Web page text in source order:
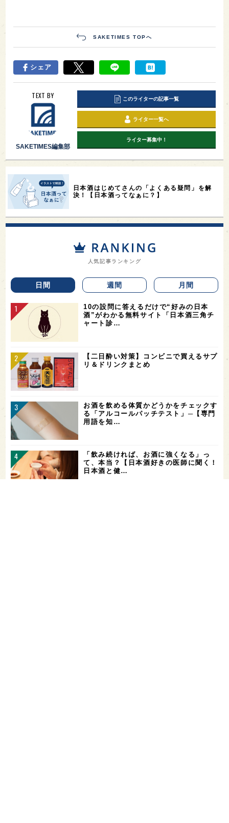
SAKETIMES TOPへ
シェア
TEXT BY
SAKETIMES編集部
このライターの記事一覧
ライター一覧へ
ライター募集中！
日本酒はじめてさんの「よくある疑問」を解
決！【日本酒ってなぁに？】
人気記事ランキング
日間 週間 月間
10の設問に答えるだけで“好みの日本
酒”がわかる無料サイト「日本酒三角チ
ャート診…
【二日酔い対策】コンビニで買えるサプ
リ＆ドリンクまとめ
お酒を飲める体質かどうかをチェックす
る「アルコールパッチテスト」─【専門
用語を知…
「飲み続ければ、お酒に強くなる」っ
て、本当？【日本酒好きの医師に聞く！
日本酒と健…